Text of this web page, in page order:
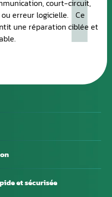
et sécurisée
court-circuit,
erreur logicielle. Ce
une réparation ciblée et